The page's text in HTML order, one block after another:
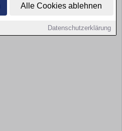
Alle Cookies ablehnen
Datenschutzerklärung